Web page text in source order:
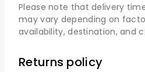
Please note that delivery
may vary depending on
availability, destination, and
Returns policy